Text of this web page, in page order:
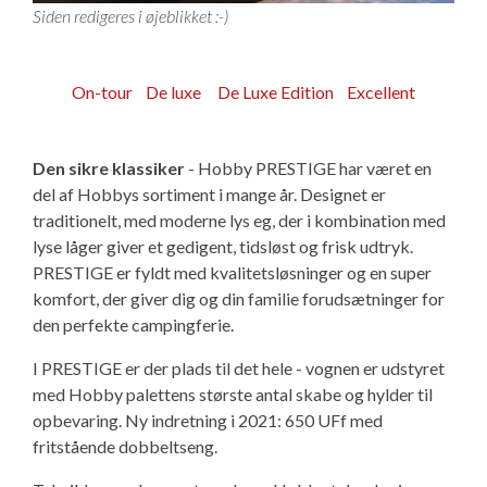
Adria Aviva
Adria Altea
Adria Action
Adria Adora
Adria Alpina
Eriba Touring
Fendt Campingvogne
Fendt Apero
Fendt Bianco Selection / Activ
Fendt Tendenza
Fendt Diamant
Hobby Campingvogne
Hobby Campingvogne
Hobby On-tour
Hobby De Luxe
Hobby Excellent
Hobby De Luxe - DK-line
Tabbert Campingvogne
T@b Campingvogne
----------------------------------
Adria Autocamper
Adria Supersonic
Adria Sonic
Adria Matrix
Adria Coral XL
Adria Campervans
Adria Campervans
Adria Twin Sports van
Adria Twin Supreme
Adria Twin
Service og eftersyn
Serviceaftaler
Guides - før værkstedsbesøg
Montering af ekstraudstyr i campingvognen
Ekstraudstyr
Ledige stillinger
Information
Offentlig virksomhed - sådan handler du i
Campingplads - levering af varer
KG Camping Historie
Mortens Campingtips
Nyheder
Gaveideer til campisten
Siden redigeres i øjeblikket :-)
On-tour De luxe De Luxe Edition Excellent
Den sikre klassiker - Hobby PRESTIGE har været en
del af Hobbys sortiment i mange år. Designet er
traditionelt, med moderne lys eg, der i kombination med
lyse låger giver et gedigent, tidsløst og frisk udtryk.
PRESTIGE er fyldt med kvalitetsløsninger og en super
komfort, der giver dig og din familie forudsætninger for
den perfekte campingferie.
I PRESTIGE er der plads til det hele - vognen er udstyret
med Hobby palettens største antal skabe og hylder til
opbevaring. Ny indretning i 2021: 650 UFf med
fritstående dobbeltseng.